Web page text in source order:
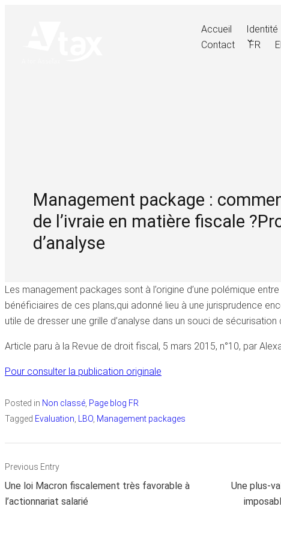
Accueil Identité
Contact
FR
Management package :
de l’ivraie en matière fiscale
d’analyse
Les management packages sont à l’origine d’une polémique
bénéficiaires de ces plans,qui adonné lieu à une jurisprudence
utile de dresser une grille d’analyse dans un souci de sécurisation
Article paru à la Revue de droit fiscal, 5 mars 2015, n°10, par
Pour consulter la publication originale
Posted in Non classé Page blog FR
Tagged Evaluation, LBO, Management packages
Navigation
de
l’article
Previous Entry
Une loi Macron fiscalement très favorable à
l’actionnariat salarié
Une plus-